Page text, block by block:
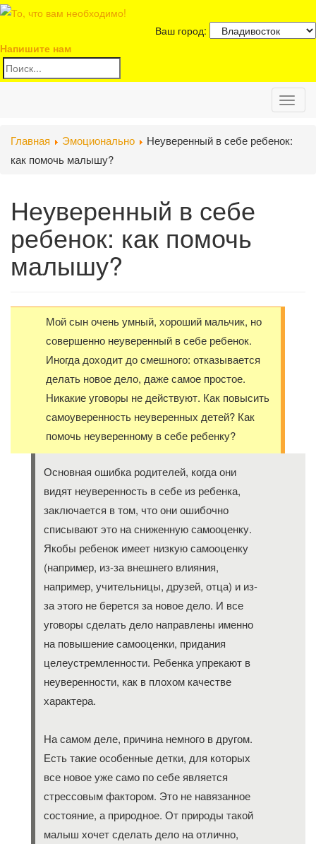
Ваш город:
Напишите нам
Главная Эмоционально
Неуверенный в себе ребенок:
как помочь малышу?
Неуверенный в себе
ребенок: как помочь
малышу?
Мой сын очень умный, хороший мальчик, но
совершенно неуверенный в себе ребенок.
Иногда доходит до смешного: отказывается
делать новое дело, даже самое простое.
Никакие уговоры не действуют. Как повысить
самоуверенность неуверенных детей? Как
помочь неуверенному в себе ребенку?
Основная ошибка родителей, когда они
видят неуверенность в себе из ребенка,
заключается в том, что они ошибочно
списывают это на сниженную самооценку.
Якобы ребенок имеет низкую самооценку
(например, из-за внешнего влияния,
например, учительницы, друзей, отца) и из-
за этого не берется за новое дело. И все
уговоры сделать дело направлены именно
на повышение самооценки, придания
целеустремленности. Ребенка упрекают в
неуверенности, как в плохом качестве
характера.
На самом деле, причина немного в другом.
Есть такие особенные детки, для которых
все новое уже само по себе является
стрессовым фактором. Это не навязанное
состояние, а природное. От природы такой
малыш хочет сделать дело на отлично,